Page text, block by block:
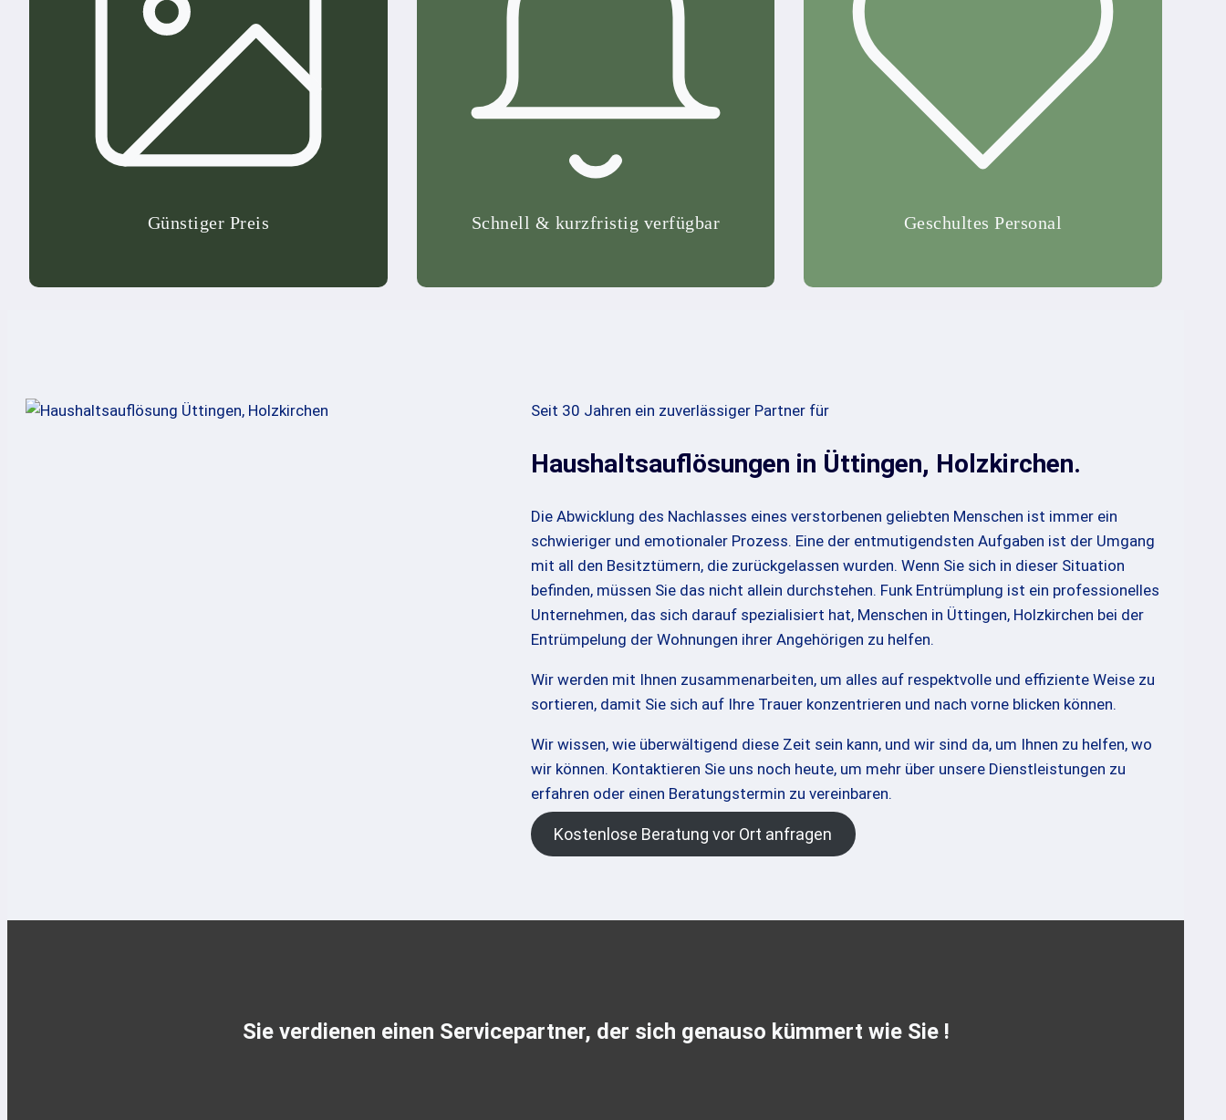
Günstiger Preis Schnell & kurzfristig verfügbar Geschultes Personal
Seit 30 Jahren ein zuverlässiger Partner für
Haushaltsauflösungen in Üttingen, Holzkirchen.
Die Abwicklung des Nachlasses eines verstorbenen geliebten Menschen ist immer ein
schwieriger und emotionaler Prozess. Eine der entmutigendsten Aufgaben ist der Umgang
mit all den Besitztümern, die zurückgelassen wurden. Wenn Sie sich in dieser Situation
befinden, müssen Sie das nicht allein durchstehen. Funk Entrümplung ist ein professionelles
Unternehmen, das sich darauf spezialisiert hat, Menschen in Üttingen, Holzkirchen bei der
Entrümpelung der Wohnungen ihrer Angehörigen zu helfen.
Wir werden mit Ihnen zusammenarbeiten, um alles auf respektvolle und effiziente Weise zu
sortieren, damit Sie sich auf Ihre Trauer konzentrieren und nach vorne blicken können.
Wir wissen, wie überwältigend diese Zeit sein kann, und wir sind da, um Ihnen zu helfen, wo
wir können. Kontaktieren Sie uns noch heute, um mehr über unsere Dienstleistungen zu
erfahren oder einen Beratungstermin zu vereinbaren.
Kostenlose Beratung vor Ort anfragen
Sie verdienen einen Servicepartner, der sich genauso kümmert wie Sie !